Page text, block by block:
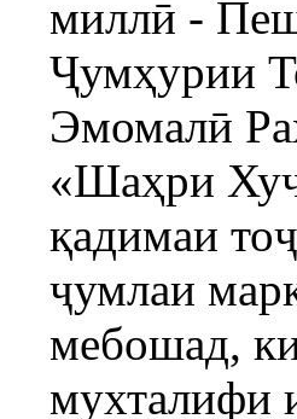
миллӣ -
Ҷумҳурии
Эмомалӣ
«Шаҳри
қадимаи
ҷумлаи
мебошад,
мухталифи